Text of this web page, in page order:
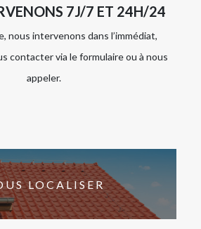
7J/7 ET 24H/24
nous intervenons dans l’immédiat,
contacter via le formulaire ou à nous
appeler.
LOCALISER